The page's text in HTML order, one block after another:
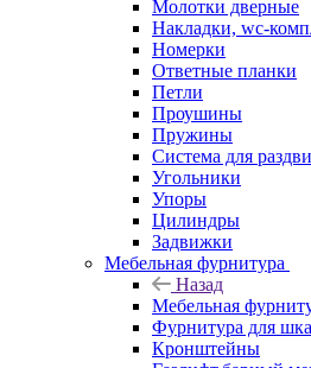
Молотки дверные
Накладки, wc-
Номерки
Ответные планки
Петли
Проушины
Пружины
Система для
Угольники
Упоры
Цилиндры
Задвижки
Мебельная фурнитура
Назад
Мебельная
Фурнитура для
Кронштейны